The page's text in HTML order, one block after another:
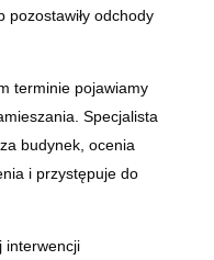
pozostawiły odchody
terminie pojawiamy
Specjalista
budynek, ocenia
i przystępuje do
interwencji